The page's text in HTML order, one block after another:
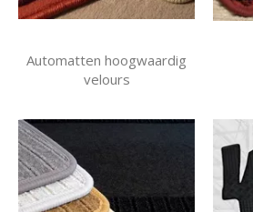
Automatten hoogwaardig
velours